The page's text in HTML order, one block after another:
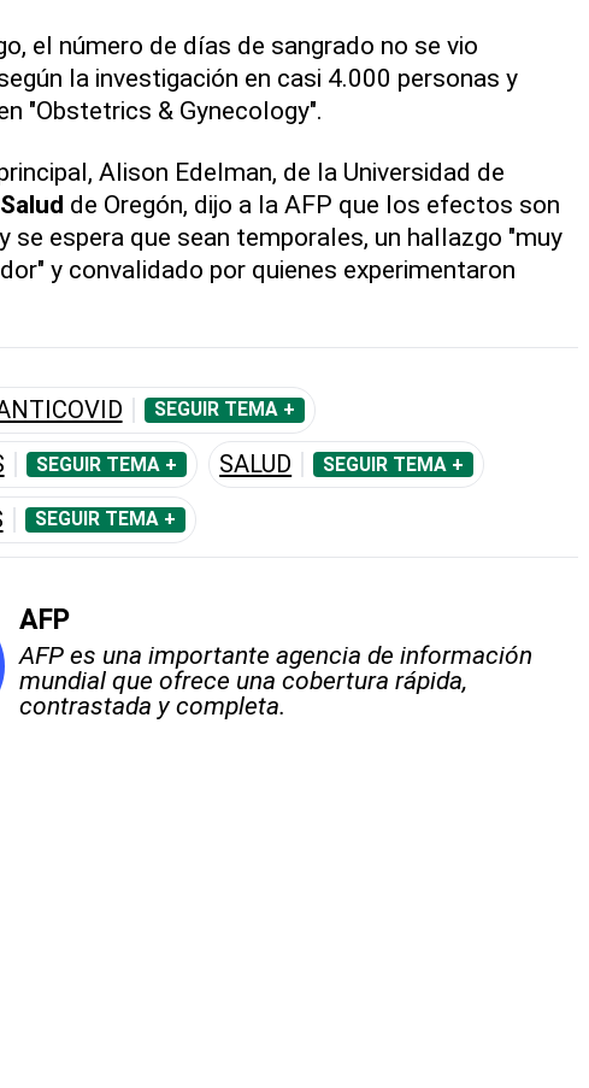
el número de días de sangrado no se vio
la investigación en casi 4.000 personas y
"Obstetrics & Gynecology".
Alison Edelman, de la Universidad de
Salud de Oregón, dijo a la AFP que los efectos son
se espera que sean temporales, un hallazgo "muy
y convalidado por quienes experimentaron
SEGUIR TEMA +
SEGUIR TEMA + SALUD SEGUIR TEMA +
SEGUIR TEMA +
AFP
AFP es una importante agencia de información
mundial que ofrece una cobertura rápida,
contrastada y completa.